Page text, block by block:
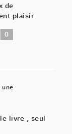
de
plaisir
0
une
livre , seul